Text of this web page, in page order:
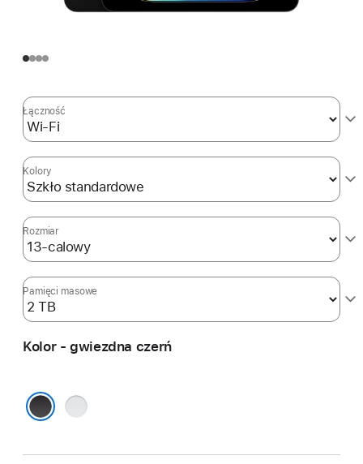
Łączność
Kolory
Rozmiar
Pamięci masowe
Kolor - gwiezdna czerń
srebrny